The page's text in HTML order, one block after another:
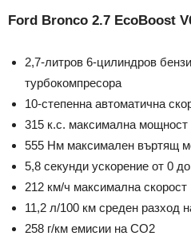
Ford Bronco 2.7 EcoBoost
2,7-литров 6-цилиндров
турбокомпресора
10-степенна автоматична
315 к.с. максимална
555 Нм максимален въртящ
5,8 секунди ускорение от 0
212 км/ч максимална скорост
11,2 л/100 км среден разход
258 г/км емисии на СО2